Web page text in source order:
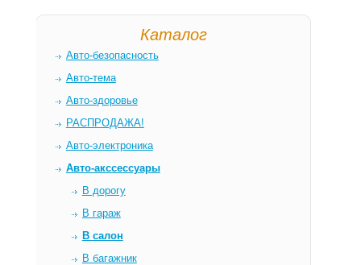
Каталог
Авто-безопасность
Авто-тема
Авто-здоровье
РАСПРОДАЖА!
Авто-электроника
Авто-акссессуары
В дорогу
В гараж
В салон
В багажник